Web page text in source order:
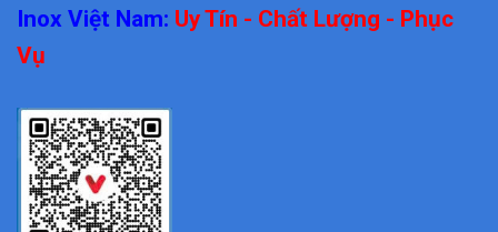
Inox Việt Nam: Uy Tín - Chất Lượng - Phục
Vụ